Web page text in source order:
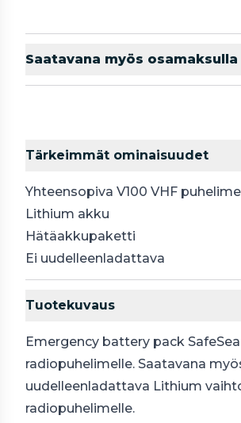
Saatavana myös osamaksulla
Tärkeimmät ominaisuudet
Yhteensopiva V100 VHF
Lithium akku
Hätäakkupaketti
Ei uudelleenladattava
Tuotekuvaus
Emergency battery pack SafeSea
radiopuhelimelle. Saatavana
uudelleenladattava Lithium
radiopuhelimelle.